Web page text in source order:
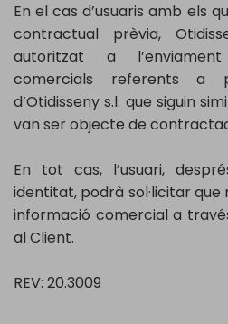
En el cas d’usuaris amb els
contractual prèvia,
autoritzat a
comercials referents a
d’Otidisseny s.l. que siguin
van ser objecte de
En tot cas, l’usuari,
identitat, podrà sol·licitar
informació comercial a
al Client.
REV: 20.3009